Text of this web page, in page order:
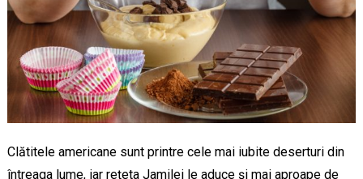
Clătitele americane sunt printre cele mai iubite deserturi din
întreaga lume, iar rețeta Jamilei le aduce și mai aproape de